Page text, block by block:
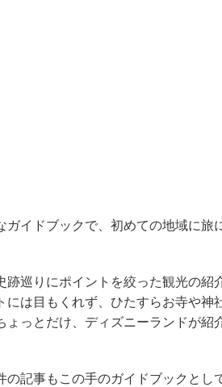
イドブックで、初めての地域に旅
巡りにポイントを絞った観光の紹
には目もくれず、ひたすらお寺や神
ょっとだけ、ディズニーランドが紹
記事もこの手のガイドブックとし